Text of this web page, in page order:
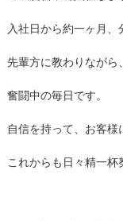
入社日から約一ヶ月
先輩方に教わりながら
奮闘中の毎日です。
自信を持って、お客
これからも日々精一杯